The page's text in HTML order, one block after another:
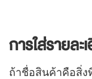
การใส่รายล
ถ้าชื่อสินค้าคือสิ่ง